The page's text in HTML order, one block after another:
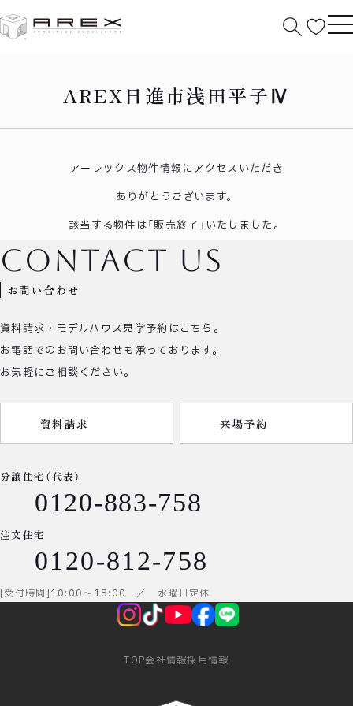
AREX日進市浅田平子Ⅳ
アーレックス物件情報にアクセスいただき
ありがとうございます。
該当する物件は「販売終了」いたしました。
お問い合わせ
contact us
資料請求・モデルハウス見学予約はこちら。
お電話でのお問い合わせも承っております。
お気軽にご相談ください。
資料請求 来場予約
分譲住宅（代表）
0120-883-758
注文住宅
0120-812-758
受付時間 10:00 ～ 18:00 ／ 水曜日定休
TOP会社情報採用情報